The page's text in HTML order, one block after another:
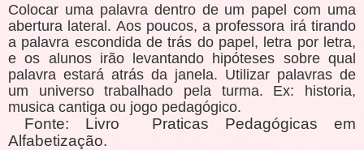
Colocar uma palavra dentro de um papel com uma
abertura lateral. Aos poucos, a professora irá tirando
a palavra escondida de trás do papel, letra por letra,
e os alunos irão levantando hipóteses sobre qual
palavra estará atrás da janela. Utilizar palavras de
um universo trabalhado pela turma. Ex: historia,
musica cantiga ou jogo pedagógico.
Fonte: Livro
Praticas Pedagógicas em
Alfabetização.